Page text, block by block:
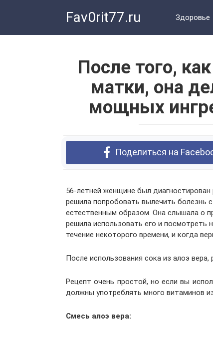
Fav0rit77.ru Здоровье
После того,
матки, она
мощных
Поделиться на
56-летней женщине был диагностирован
решила попробовать вылечить болезнь с
естественным образом. Она слышала о
решила использовать его и посмотреть
течение некоторого времени, и когда
После использования сока из алоэ вера,
Рецепт очень простой, но если вы
должны употреблять много витаминов
Смесь алоэ вера: